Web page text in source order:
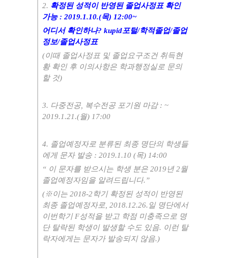
2. 확정된 성적이 반영된 졸업사정표 확인
가능: 2019.1.10.(목) 12:00~
어디서 확인하나? kupid포털/학적졸업/졸업
정보/졸업사정표
(이때 졸업사정표 및 졸업요구조건 취득현
황 확인 후 이의사항은 학과행정실로 문의
할 것)
3. 다중전공, 복수전공 포기원 마감: ~
2019.1.21.(월) 17:00
4. 졸업예정자로 분류된 최종 명단의 학생들
에게 문자 발송 : 2019.1.10 (목) 14:00
“ 이 문자를 받으시는 학생 분은 2019년2월
졸업예정자임을 알려드립니다.”
(※이는 2018-2 학기 확정된 성적이 반영된
최종 졸업예정자로, 2018.12.26. 일 명단에서
이번학기F성적을 받고 학점 미충족으로 명
단 탈락된 학생이 발생할 수도 있음. 이런 탈
락자에게는 문자가 발송되지 않음.)